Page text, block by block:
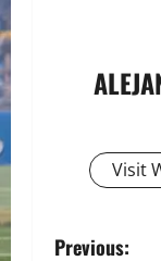
Visit
Previous: